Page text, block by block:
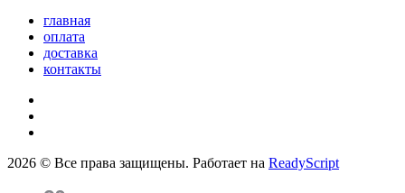
главная
оплата
доставка
контакты
2026 © Все права защищены. Работает на ReadyScript